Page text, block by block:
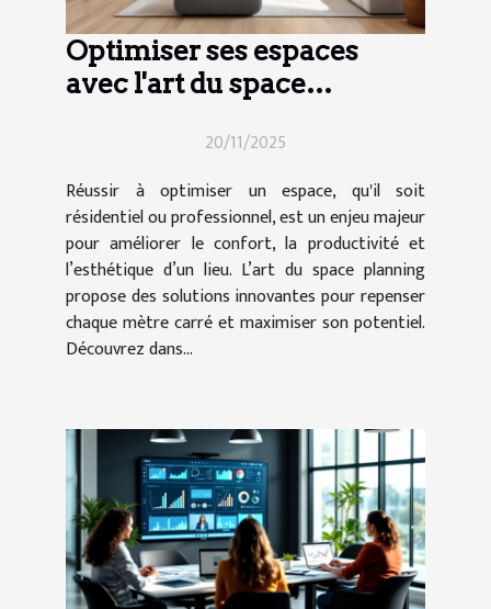
Optimiser ses espaces
avec l'art du space
20/11/2025
Réussir à optimiser un espace, qu'il soit
résidentiel ou professionnel, est un enjeu majeur
pour améliorer le confort, la productivité et
l’esthétique d’un lieu. L’art du space planning
propose des solutions innovantes pour repenser
chaque mètre carré et maximiser son potentiel.
Découvrez dans...